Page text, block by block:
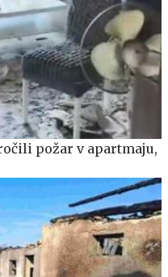
požar v apartmaju,